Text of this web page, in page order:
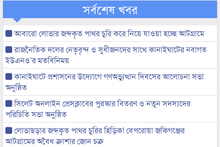
সর্বশেষ খবর
আবারো লোভার জব্দকৃত পাথর চুরি করে নিয়ে যাওয়া হচ্ছে আটগ্রামে
রাজনৈতিক দলের নেতৃবৃন্দ ও সুধীজনদের সাথে কানাইঘাটের নবাগত
ইউএনও’র মতবিনিময়
কানাইঘাটে প্রশাসনের উদ্যোগে গণঅভ্যুত্থান দিবসের আলোচনা সভা
অনুষ্ঠিত
সিলেট অনলাইন প্রেসক্লাবের পুরস্কার বিতরণ ও নতুন সদস্যদের
পরিচিতি সভা অনুষ্ঠিত
লোভাছড়ার জব্দকৃত পাথর চুরির হিড়িক! বেপরোয়া জকিগঞ্জের
আটগ্রামের অবৈধ ক্রাশার জোন চক্র